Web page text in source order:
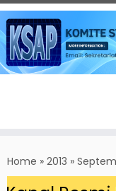
to
content
Home » 2013 »